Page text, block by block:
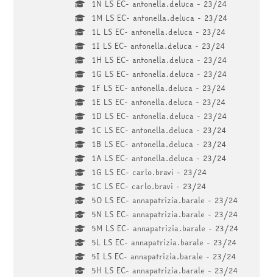
1N LS EC- antonella.deluca - 23/24
1M LS EC- antonella.deluca - 23/24
1L LS EC- antonella.deluca - 23/24
1I LS EC- antonella.deluca - 23/24
1H LS EC- antonella.deluca - 23/24
1G LS EC- antonella.deluca - 23/24
1F LS EC- antonella.deluca - 23/24
1E LS EC- antonella.deluca - 23/24
1D LS EC- antonella.deluca - 23/24
1C LS EC- antonella.deluca - 23/24
1B LS EC- antonella.deluca - 23/24
1A LS EC- antonella.deluca - 23/24
1G LS EC- carlo.bravi - 23/24
1C LS EC- carlo.bravi - 23/24
5O LS EC- annapatrizia.barale - 23/24
5N LS EC- annapatrizia.barale - 23/24
5M LS EC- annapatrizia.barale - 23/24
5L LS EC- annapatrizia.barale - 23/24
5I LS EC- annapatrizia.barale - 23/24
5H LS EC- annapatrizia.barale - 23/24